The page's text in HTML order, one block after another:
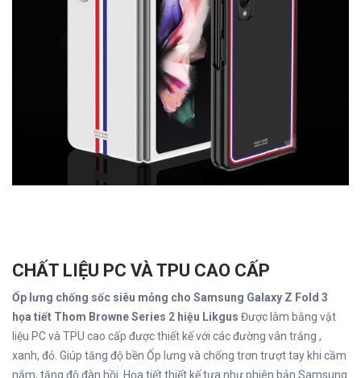
CHẤT LIỆU PC VÀ TPU CAO CẤP
Ốp lưng chống sốc siêu mỏng cho Samsung Galaxy Z Fold 3
họa tiết Thom Browne Series 2 hiệu Likgus Được làm bằng vật
liệu PC và TPU cao cấp được thiết kế với các đường vân trắng ,
xanh, đỏ. Giúp tăng độ bền Ốp lưng và chống trơn trượt tay khi cầm
nắm, tăng độ đàn hồi. Họa tiết thiết kế tựa như phiên bản Samsung